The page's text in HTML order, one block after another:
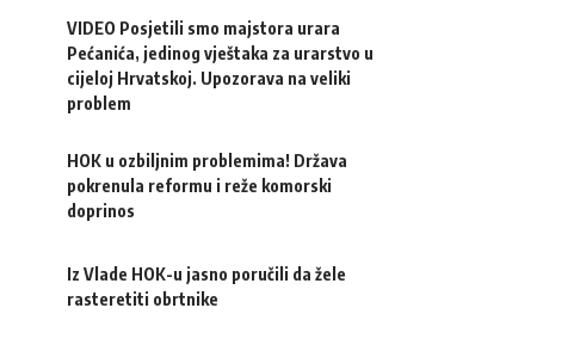
VIDEO Posjetili smo majstora urara
Pećanića, jedinog vještaka za urarstvo u
cijeloj Hrvatskoj. Upozorava na veliki
problem
HOK u ozbiljnim problemima! Država
pokrenula reformu i reže komorski
doprinos
Iz Vlade HOK-u jasno poručili da žele
rasteretiti obrtnike